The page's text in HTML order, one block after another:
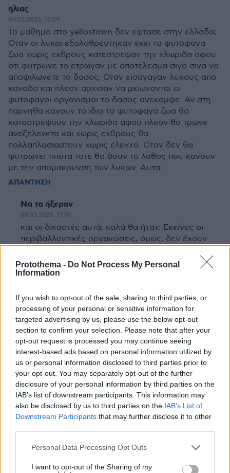
Protothema - Do Not Process My Personal
Information
If you wish to opt-out of the sale, sharing to third parties, or
processing of your personal or sensitive information for
targeted advertising by us, please use the below opt-out
section to confirm your selection. Please note that after your
opt-out request is processed you may continue seeing
interest-based ads based on personal information utilized by
us or personal information disclosed to third parties prior to
your opt-out. You may separately opt-out of the further
disclosure of your personal information by third parties on the
IAB’s list of downstream participants. This information may
also be disclosed by us to third parties on the IAB’s List of
Downstream Participants that may further disclose it to other
Please note that this website/app uses one or more Google
not limited to your visit or usage behaviour. You may click to
Personal Data Processing Opt Outs
I want to opt-out of the Sharing of my
ηλιας
09.05.2025, 15:59
Το μαθημα στο yellostown δεν εφτασε στην ελλαδα;
Οταν οι λυκοι εξολοθρευτηκαν εκει τα φυτοφαγα
ζωα χωρις εχθρους κατεστρεψαν την χλωριδα αφου
οτι φυτρωνε το ετρωγαν με αποτελεσμα σιγα σιγα να
αποψιλωνετε το δασος. Οταν εισαγαγαν λυκους απο
καναδα και πλεον αρχισαν να μειωνονται οι
φυτοφαγοι οργανισμοι το δασος ανεκαμψε. Αν στη
παρνηθα κανουν το ιδιο τα φυτοφαγα ζωα θα
καταστρεψουν την χλωριδα αφου πλεον θα τρωνε
ανεξελενκτα και χωρις εχθρους θα
πολλαπλασιαστουν χωρις ελενχο. Οταν δεν θα
φυτρωνει τιποτα τοτε θα δουν το λαθος που κανουν
με την απομακρυνση των λυκων. Αυτα.
ΑΠΑΝΤΗΣΗ
Να τα ήξεραν
09.05.2025, 17:01
και οι δικαστές αυτά, καλά θα ήταν. Εκείνες οι
περιβαλλοντικές οργανώσεις, όμως, δεν έχουν
αυτορρύθμιση των οικοσυστημάτων; Τόση
καταστροφική άγνοια;
τσοπανακος
09.05.2025, 15:53
κε Εισαγγελεα εχω 50 προβατα στην Κοζανη και
θελω να μου δωσετε ενα λυκο απο την Παρνηθα, να
μου τα φυλαει
ΑΠΑΝΤΗΣΗ
ΦΟΡΤΩΣΗ ΠΕΡΙΣΣΟΤΕΡΩΝ ΣΧΟΛΙΩΝ